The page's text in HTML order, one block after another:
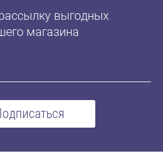
выгодных
магазина